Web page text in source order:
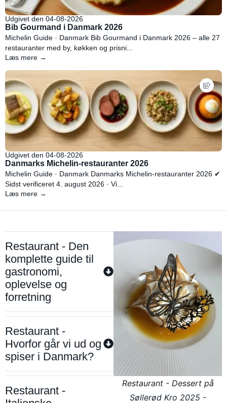
Udgivet den 04-08-2026
Bib Gourmand i Danmark 2026
Michelin Guide · Danmark Bib Gourmand i Danmark 2026 – alle 27
restauranter med by, køkken og prisni...
Læs mere →
Udgivet den 04-08-2026
Danmarks Michelin-restauranter 2026
Michelin Guide · Danmark Danmarks Michelin-restauranter 2026 ✔
Sidst verificeret 4. august 2026 · Vi...
Læs mere →
Restaurant - Den
komplette guide til
gastronomi,
oplevelse og
forretning
Restaurant -
Hvorfor går vi ud og
spiser i Danmark?
Restaurant -
Restaurant - Dessert på
Søllerød Kro 2025 -